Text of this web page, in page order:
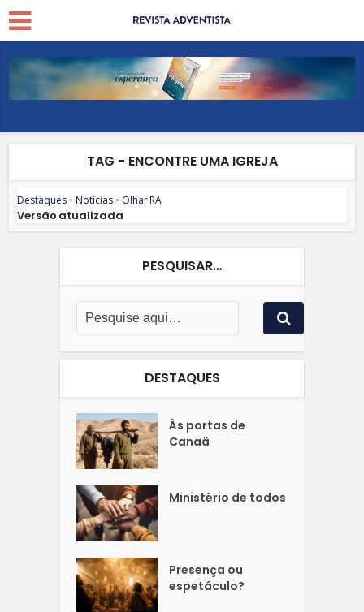
TAG - ENCONTRE UMA IGREJA
Destaques • Notícias • Olhar RA
Versão atualizada
PESQUISAR…
DESTAQUES
Às portas de
Canaã
Ministério de todos
Presença ou
espetáculo?